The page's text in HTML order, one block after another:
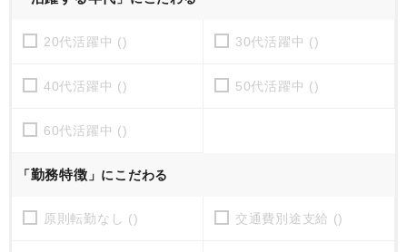
20代活躍中 () 30代活躍中 ()
40代活躍中 () 50代活躍中 ()
60代活躍中 ()
「勤務特徴 」にこだわる
原則転勤なし () 交通費別途支給 ()